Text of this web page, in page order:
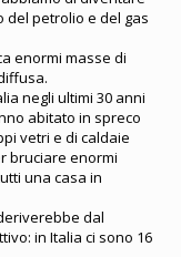
petrolio e del gas
enormi masse di
negli ultimi 30 anni
abitato in spreco
vetri e di caldaie
bruciare enormi
una casa in
dal
in Italia ci sono 16